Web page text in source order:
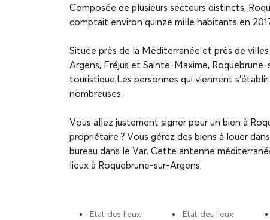
Composée de plusieurs secteurs distincts,
comptait environ quinze mille habitants en
Située près de la Méditerranée et près de
Argens, Fréjus et Sainte-Maxime,
touristique.Les personnes qui viennent
nombreuses.
Vous allez justement signer pour un bien à
propriétaire ? Vous gérez des biens à louer
bureau dans le Var. Cette antenne
lieux à Roquebrune-sur-Argens.
Etat des lieux Etat des lieux